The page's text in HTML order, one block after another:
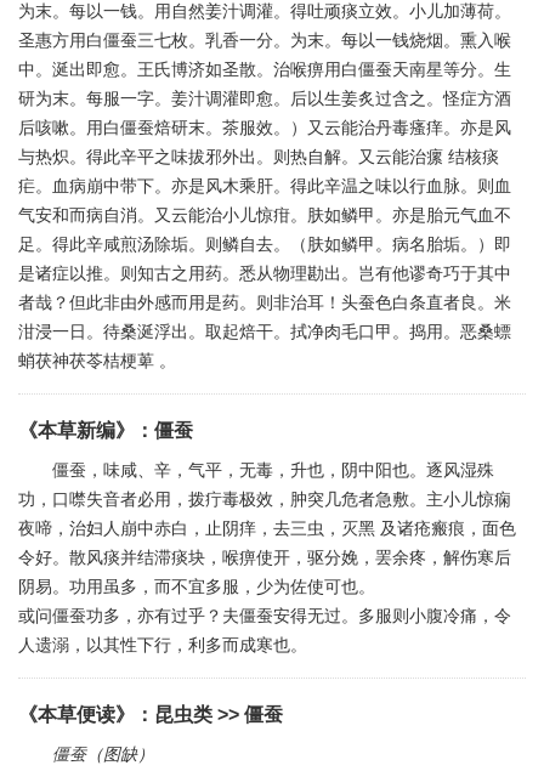
为末。每以一钱。用自然姜汁调灌。得吐顽痰立效。小儿加薄荷。
圣惠方用白僵蚕三七枚。乳香一分。为末。每以一钱烧烟。熏入喉
中。涎出即愈。王氏博济如圣散。治喉痹用白僵蚕天南星等分。生
研为末。每服一字。姜汁调灌即愈。后以生姜炙过含之。怪症方酒
后咳嗽。用白僵蚕焙研末。茶服效。）又云能治丹毒瘙痒。亦是风
与热炽。得此辛平之味拔邪外出。则热自解。又云能治瘰 结核痰
疟。血病崩中带下。亦是风木乘肝。得此辛温之味以行血脉。则血
气安和而病自消。又云能治小儿惊疳。肤如鳞甲。亦是胎元气血不
足。得此辛咸煎汤除垢。则鳞自去。（肤如鳞甲。病名胎垢。）即
是诸症以推。则知古之用药。悉从物理勘出。岂有他谬奇巧于其中
者哉？但此非由外感而用是药。则非治耳！头蚕色白条直者良。米
泔浸一日。待桑涎浮出。取起焙干。拭净肉毛口甲。捣用。恶桑螵
蛸茯神茯苓桔梗萆 。
《本草新编》 ： 僵蚕
僵蚕，味咸、辛，气平，无毒，升也，阴中阳也。逐风湿殊
功，口噤失音者必用，拨疔毒极效，肿突几危者急敷。主小儿惊痫
夜啼，治妇人崩中赤白，止阴痒，去三虫，灭黑 及诸疮瘢痕，面色
令好。散风痰并结滞痰块，喉痹使开，驱分娩，罢余疼，解伤寒后
阴易。功用虽多，而不宜多服，少为佐使可也。
或问僵蚕功多，亦有过乎？夫僵蚕安得无过。多服则小腹冷痛，令
人遗溺，以其性下行，利多而成寒也。
《本草便读》 ： 昆虫类 >> 僵蚕
僵蚕（图缺）